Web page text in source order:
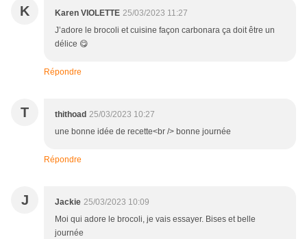
K Karen VIOLETTE 25/03/2023 11:27
J’adore le brocoli et cuisine façon carbonara ça doit être un
délice 😋
Répondre
T thithoad 25/03/2023 10:27
une bonne idée de recette<br /> bonne journée
Répondre
J Jackie 25/03/2023 10:09
Moi qui adore le brocoli, je vais essayer. Bises et belle
journée